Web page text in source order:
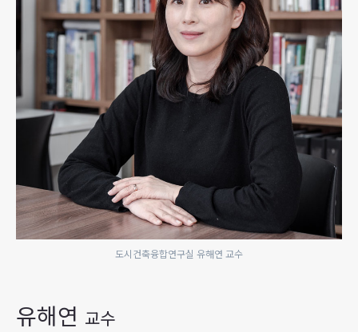
도시건축융합연구실 유해연 교수
유해연 교수